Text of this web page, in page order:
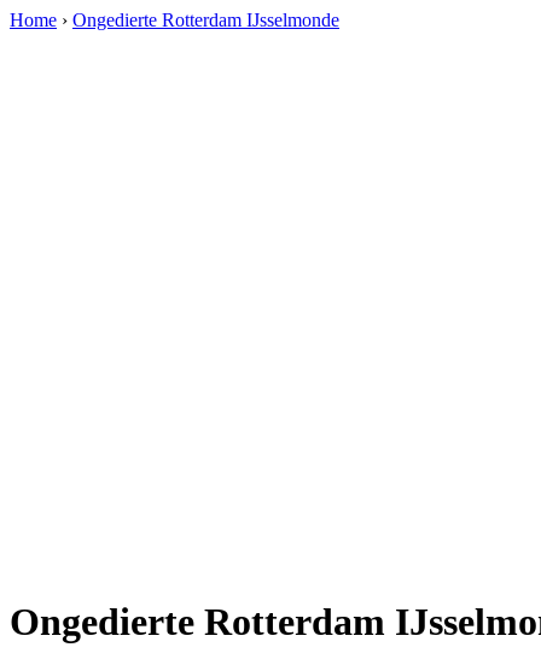
Home › Ongedierte Rotterdam IJsselmonde
Ongedierte Rotterdam